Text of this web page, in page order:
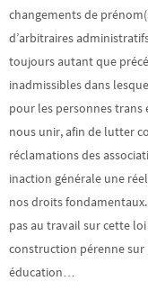
changements de
d’arbitraires
toujours autant que
inadmissibles dans
pour les personnes
nous unir, afin de lutter
réclamations des
inaction générale une
nos droits
pas au travail sur cette
construction pérenne sur
éducation…